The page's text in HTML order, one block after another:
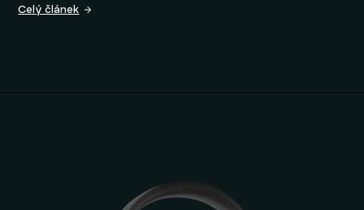
Celý článek